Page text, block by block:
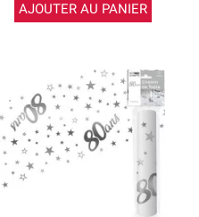
AJOUTER AU PANIER